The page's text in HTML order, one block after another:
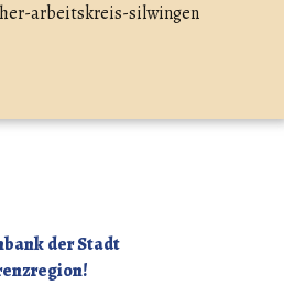
arbeitskreis-silwingen
der Stadt